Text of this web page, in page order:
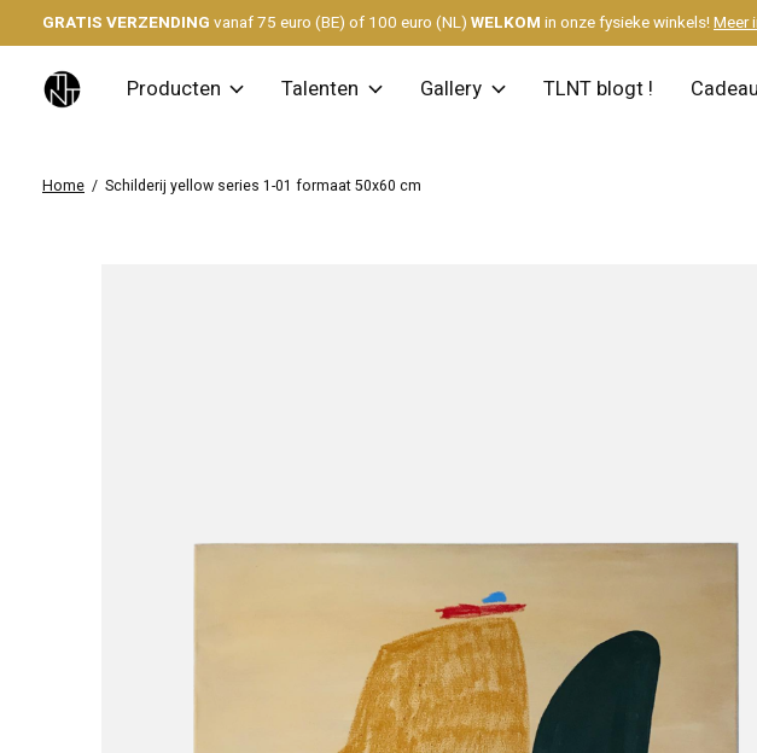
GRATIS VERZENDING vanaf 75 euro (BE) of 100 euro (NL) WELKOM in onze fysieke winkels!Meer
Producten Talenten Gallery TLNT blogt !
Home / Schilderij yellow series 1-01 formaat 50x60 cm